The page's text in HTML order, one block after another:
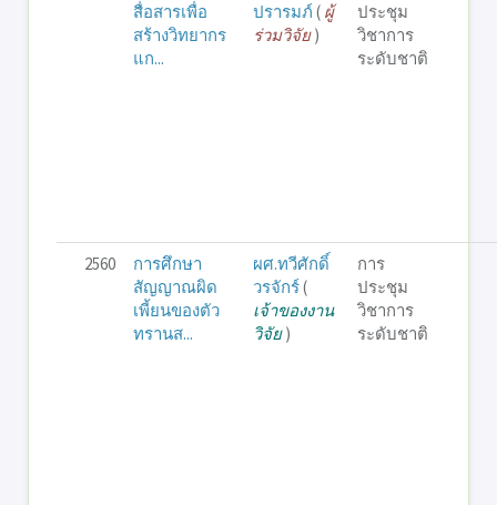
สื่อสารเพื่อ
สร้างวิทยากร
แก...
ปรารมภ์( ผู้
ร่วมวิจัย)
ประชุม
วิชาการ
ระดับชาติ
2560
การศึกษา
สัญญาณผิด
เพี้ยนของตัว
ทรานส...
ผศ.ทวีศักดิ์
วรจักร์(
เจ้าของงาน
วิจัย)
การ
ประชุม
วิชาการ
ระดับชาติ